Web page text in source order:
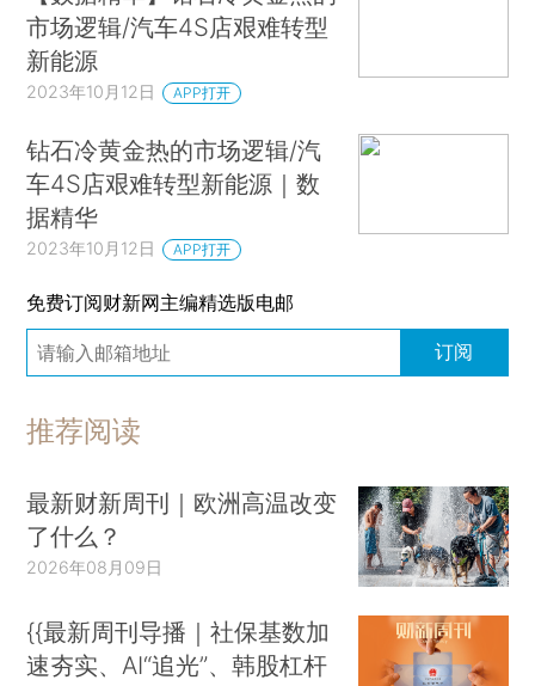
市场逻辑/汽车4S店艰难转型
新能源
2023年10月12日 APP打开
钻石冷黄金热的市场逻辑/汽
车4S店艰难转型新能源｜数
据精华
2023年10月12日 APP打开
免费订阅财新网主编精选版电邮
订阅
推荐阅读
最新财新周刊｜欧洲高温改变
了什么？
2026年08月09日
{{最新周刊导播｜社保基数加
速夯实、AI“追光”、韩股杠杆